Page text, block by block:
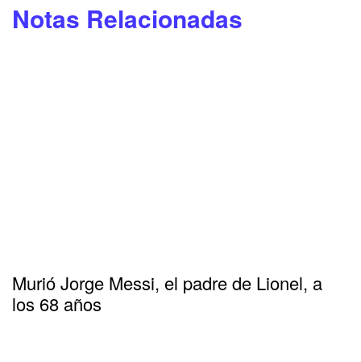
Notas Relacionadas
Murió Jorge Messi, el padre de Lionel, a
los 68 años